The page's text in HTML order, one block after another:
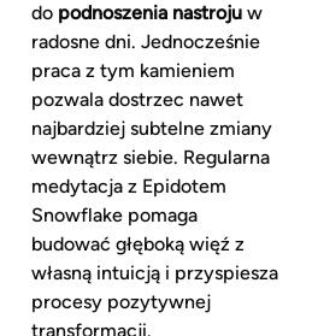
do podnoszenia nastrojuw
radosne dni. Jednocześnie
praca z tym kamieniem
pozwala dostrzec nawet
najbardziej subtelne zmiany
wewnątrz siebie. Regularna
medytacja z Epidotem
Snowflake pomaga
budować głęboką więź z
własną intuicją i przyspiesza
procesy pozytywnej
transformacji.